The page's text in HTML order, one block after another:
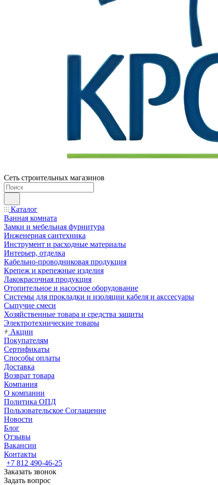
Сеть строительных магазинов
Каталог
Ванная комната
Замки и мебельная фурнитура
Инженерная сантехника
Инструмент и расходные материалы
Интерьер, отделка
Кабельно-проводниковая продукция
Крепеж и крепежные изделия
Лакокрасочная продукция
Отопительное и насосное оборудование
Системы для прокладки и изоляции кабеля и акссесуары
Сыпучие смеси
Хозяйственные товара и средства защиты
Электротехнические товары
Акции
Покупателям
Сертификаты
Способы оплаты
Доставка
Возврат товара
Компания
О компании
Политика ОПД
Пользовательское Соглашение
Новости
Блог
Отзывы
Вакансии
Контакты
+7 812 490-46-25
Заказать звонок
Задать вопрос